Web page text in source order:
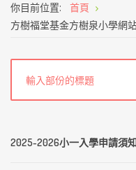
你目前位置:
首頁
方樹福堂基金方樹泉小學網
2025-2026小一入學申請須知